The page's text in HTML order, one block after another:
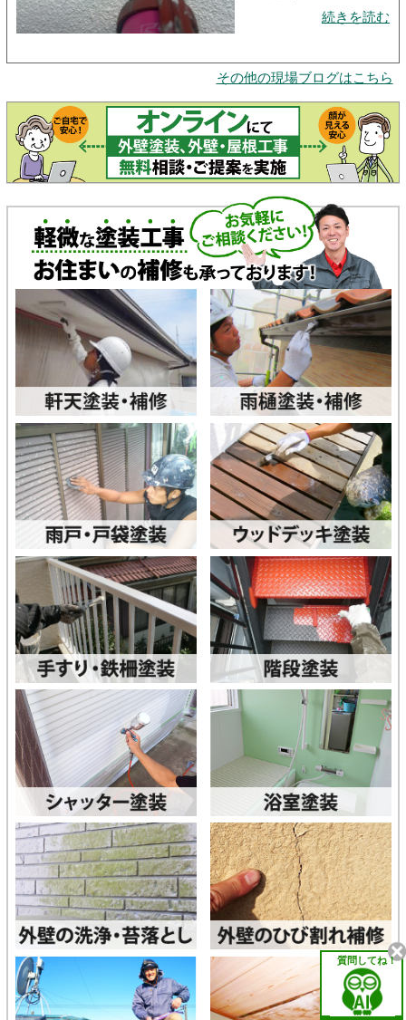
続きを読む
その他の現場ブログはこちら
質問してね！